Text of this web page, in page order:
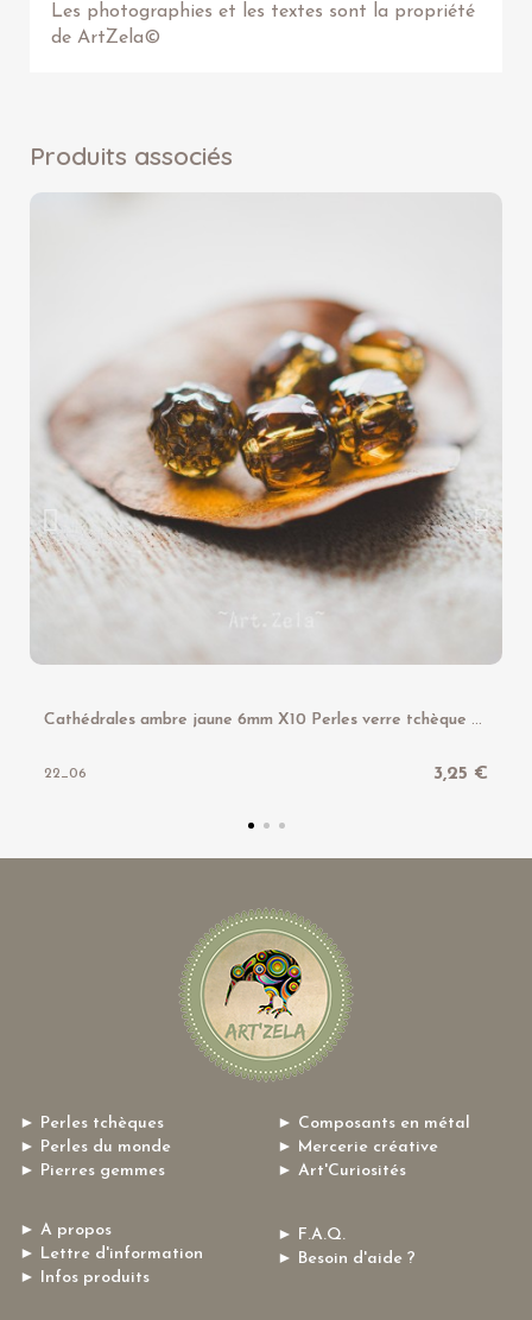
Les photographies et les textes sont la propriété
de ArtZela©
Produits associés
C
athédrales ambre jaune 6mm X10 Perles verre tchèque facetté
22_06 3,25 €
► Perles tchèques
► Perles du monde
► Pierres gemmes
► Composants en métal
► Mercerie créative
► Art'Curiosités
► A propos
► Lettre d'information
► Infos produits
► F.A.Q.
► Besoin d'aide ?